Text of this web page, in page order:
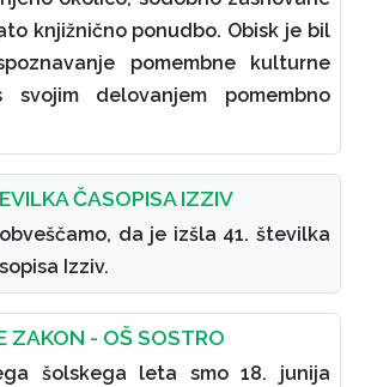
knjižnično ponudbo. Obisk je bil
pomembne kulturne
delovanjem pomembno
ČASOPISA IZZIV
da je izšla 41. številka
Izziv.
ZAKON - OŠ SOSTRO
šolskega leta smo 18. junija